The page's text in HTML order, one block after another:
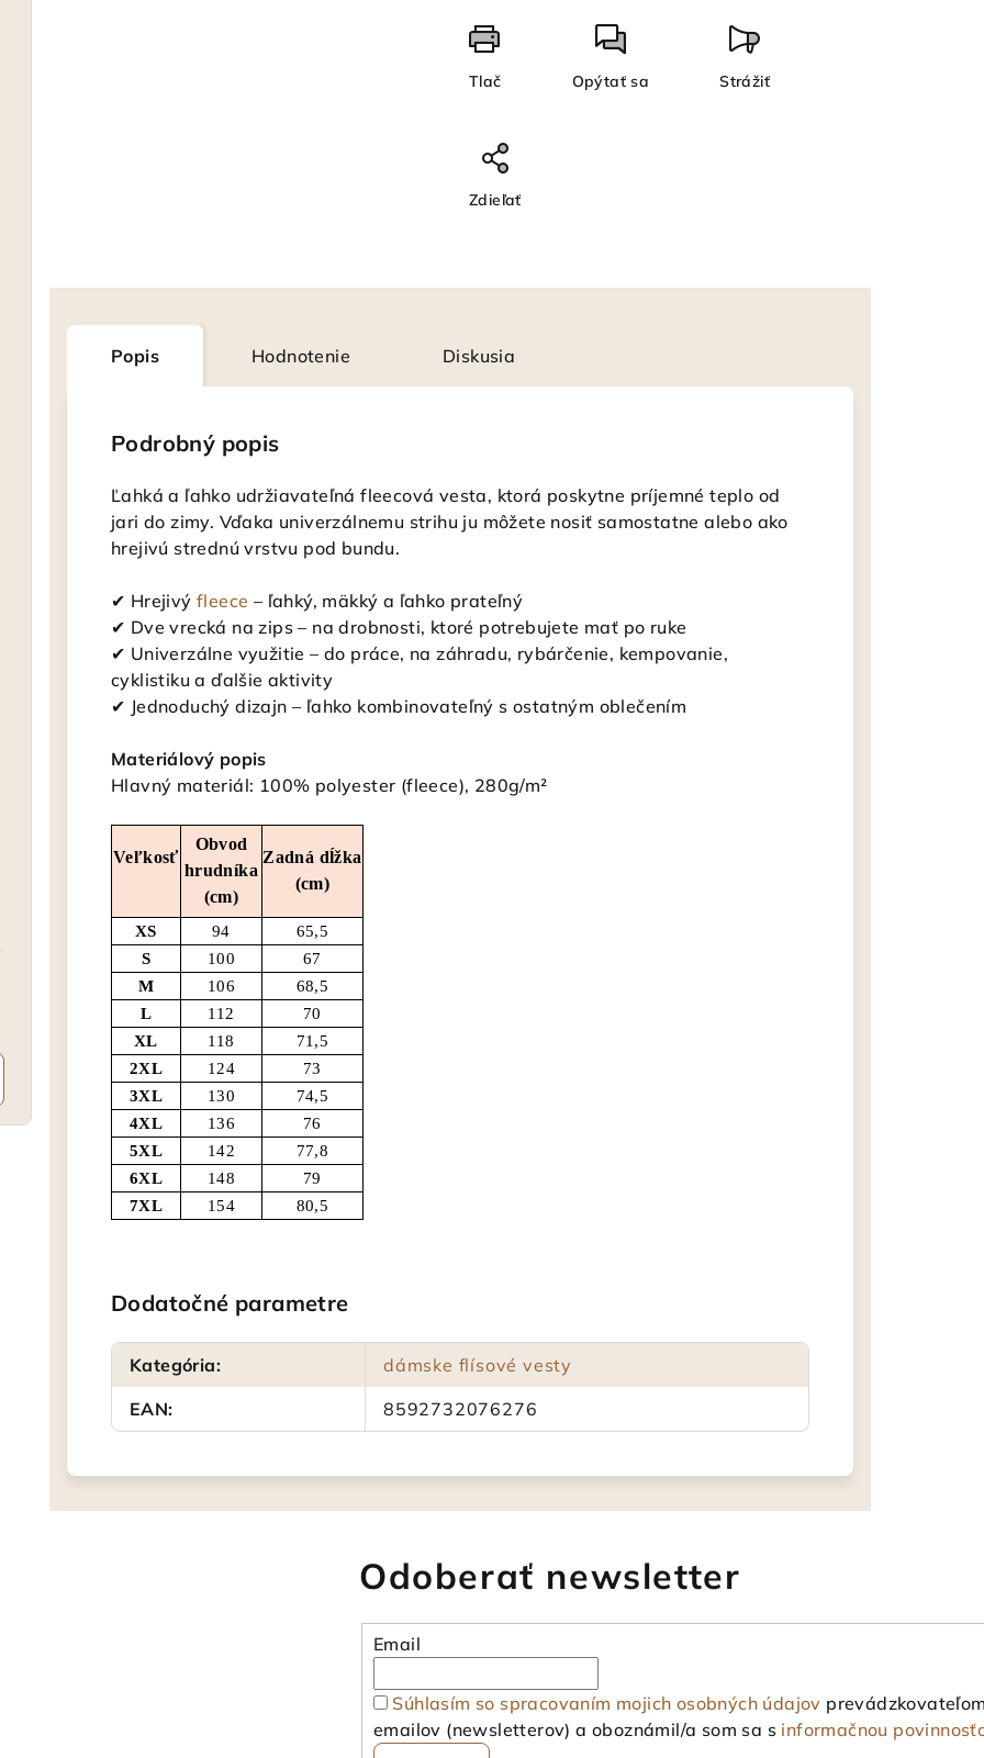
Tlač Opýtať sa Strážiť
Zdieľať
Popis Hodnotenie Diskusia
Podrobný popis
Ľahká a ľahko udržiavateľná fleecová vesta, ktorá poskytne príjemné teplo od
jari do zimy. Vďaka univerzálnemu strihu ju môžete nosiť samostatne alebo ako
hrejivú strednú vrstvu pod bundu.
✔ Hrejivýfleece – ľahký, mäkký a ľahko prateľný
✔ Dve vrecká na zips – na drobnosti, ktoré potrebujete mať po ruke
✔ Univerzálne využitie – do práce, na záhradu, rybárčenie, kempovanie,
cyklistiku a ďalšie aktivity
✔ Jednoduchý dizajn – ľahko kombinovateľný s ostatným oblečením
Materiálový popis
Hlavný materiál: 100% polyester (fleece), 280g/m²
Veľkosť
Obvod
hrudníka
(cm)
Zadná dĺžka
(cm)
XS 94
65,5
S
100
67
M
106
68,5
L
112
70
XL
118
71,5
2XL
124
73
3XL
130
74,5
4XL
136
76
5XL
142
77,8
6XL
148
79
7XL
154 80,5
Dodatočné parametre
Kategória:
dámske flísové vesty
EAN: 8592732076276
Odoberať newsletter
Email
Súhlasím so spracovaním mojich osobných údajov
emailov (newsletterov) a oboznámil/a som sa s informačnou